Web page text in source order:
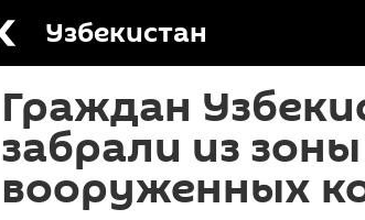
Узбекистан
Граждан
забрали из зоны
вооруженных